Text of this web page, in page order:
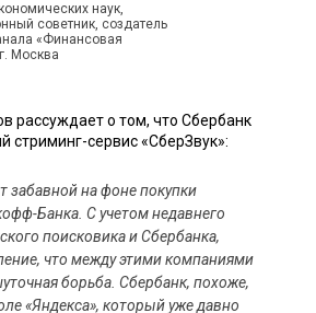
наук,
советник, создатель
«Финансовая
Москва
рассуждает о том, что Сбербанк
стриминг-сервис «СберЗвук»:
забавной на фоне покупки
Банка. С учетом недавнего
поисковика и Сбербанка,
что между этими компаниями
борьба. Сбербанк, похоже,
«Яндекса», который уже давно